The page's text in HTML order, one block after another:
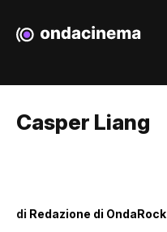
Casper Liang
di Redazione di OndaRock